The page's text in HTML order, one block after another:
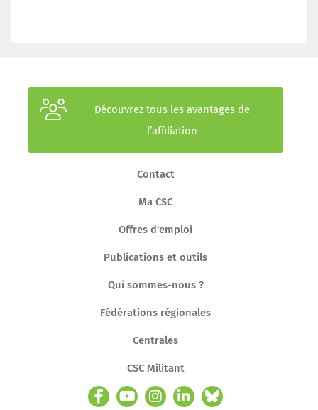
Découvrez tous les avantages de
l’affiliation
Contact
Ma CSC
Offres d'emploi
Publications et outils
Qui sommes-nous ?
Fédérations régionales
Centrales
CSC Militant